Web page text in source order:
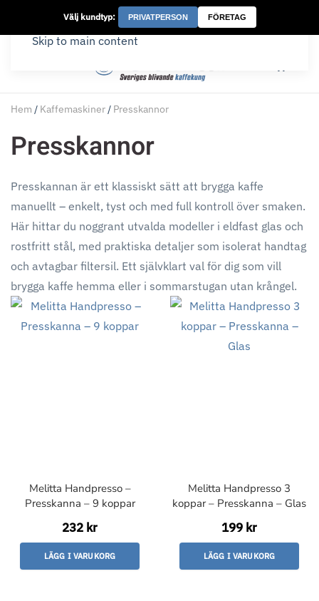
Välj kundtyp: PRIVATPERSON FÖRETAG
Skip to main content
Hem / Kaffemaskiner/ Presskannor
Presskannor
Presskannan är ett klassiskt sätt att brygga kaffe
manuellt – enkelt, tyst och med full kontroll över smaken.
Här hittar du noggrant utvalda modeller i eldfast glas och
rostfritt stål, med praktiska detaljer som isolerat handtag
och avtagbar filtersil. Ett självklart val för dig som vill
brygga kaffe hemma eller i sommarstugan utan krångel.
Melitta Handpresso –
Presskanna – 9 koppar
232 kr
LÄGG I VARUKORG
Melitta Handpresso 3
koppar – Presskanna – Glas
199 kr
LÄGG I VARUKORG